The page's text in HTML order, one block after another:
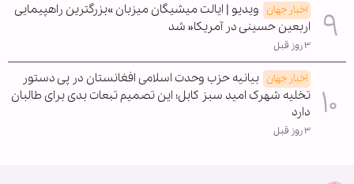
اخبار جهان ویدیو | ایالت میشیگان میزبان »بزرگترین راهپیمایی
اربعین حسینی در آمریکا« شد
۳ روز قبل
اخبار جهان بیانیه حزب وحدت اسلامی افغانستان در پی دستور
تخلیه شهرک امید سبز کابل؛ این تصمیم تبعات بدی برای طالبان
دارد
۳ روز قبل